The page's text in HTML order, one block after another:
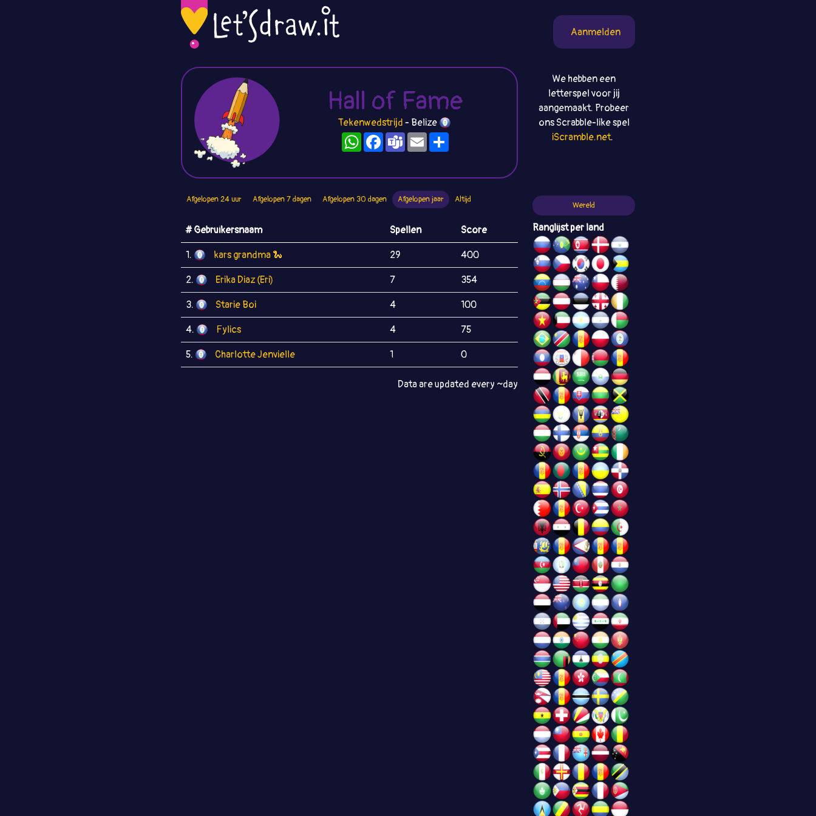
Aanmelden
Hall of Fame
Tekenwedstrijd - Belize
WhatsAppFacebook
TeamsEmailDeel
We hebben een
letterspel voor jij
aangemaakt. Probeer
ons Scrabble-like spel
iScramble.net.
Afgelopen 24 uur Afgelopen 7 dagen Afgelopen 30 dagen Afgelopen jaar Altijd
# Gebruikersnaam Spellen Score
1. kars grandma 🐍 29 400
2. Erika Diaz (Eri) 7 354
3. Starie Boi 4 100
4. Fylics 4 75
5. Charlotte Jenvielle 1 0
Data are updated every ~day
Wereld
Ranglijst per land